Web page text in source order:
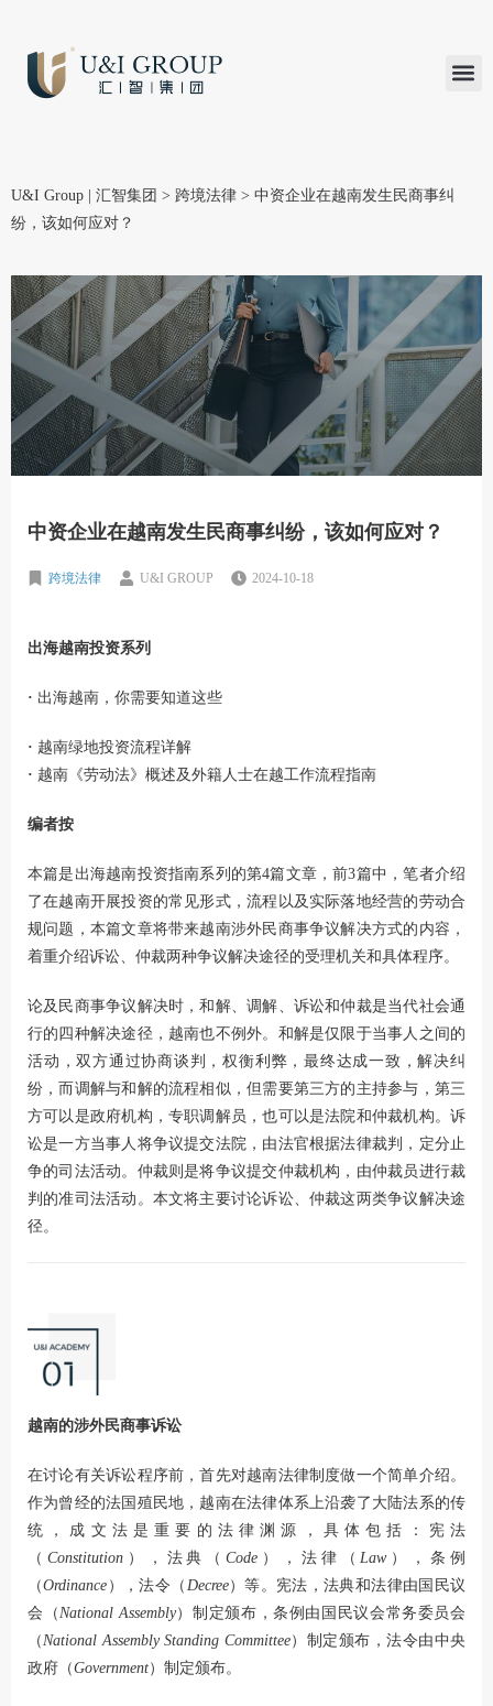
U&I Group | 汇智集团 > 跨境法律 > 中资企业在越南发生民商事纠
纷，该如何应对？
中资企业在越南发生民商事纠纷，该如何应对？
跨境法律 U&I GROUP 2024-10-18
出海越南投资系列
· 出海越南，你需要知道这些
· 越南绿地投资流程详解
· 越南《劳动法》概述及外籍人士在越工作流程指南
编者按
本篇是出海越南投资指南系列的第4篇文章，前3篇中，笔者介绍
了在越南开展投资的常见形式，流程以及实际落地经营的劳动合
规问题，本篇文章将带来越南涉外民商事争议解决方式的内容，
着重介绍诉讼、仲裁两种争议解决途径的受理机关和具体程序。
论及民商事争议解决时，和解、调解、诉讼和仲裁是当代社会通
行的四种解决途径，越南也不例外。和解是仅限于当事人之间的
活动，双方通过协商谈判，权衡利弊，最终达成一致，解决纠
纷，而调解与和解的流程相似，但需要第三方的主持参与，第三
方可以是政府机构，专职调解员，也可以是法院和仲裁机构。诉
讼是一方当事人将争议提交法院，由法官根据法律裁判，定分止
争的司法活动。仲裁则是将争议提交仲裁机构，由仲裁员进行裁
判的准司法活动。本文将主要讨论诉讼、仲裁这两类争议解决途
径。
越南的涉外民商事诉讼
在讨论有关诉讼程序前，首先对越南法律制度做一个简单介绍。
作为曾经的法国殖民地，越南在法律体系上沿袭了大陆法系的传
统，成文法是重要的法律渊源，具体包括：宪法
（ Constitution），法典（Code ），法律（ Law），条例
（Ordinance ），法令（ Decree）等。宪法，法典和法律由国民议
会（ National Assembly）制定颁布，条例由国民议会常务委员会
（ National Assembly Standing Committee）制定颁布，法令由中央
政府（Government）制定颁布。